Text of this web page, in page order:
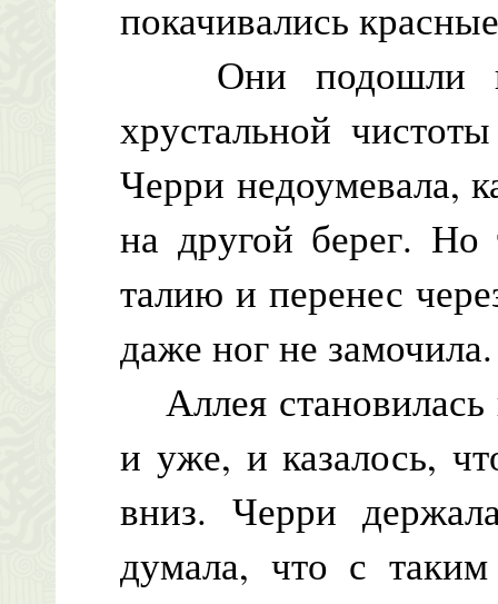
покачивались
Они подошли к
хрустальной
Черри недоумевала,
на другой берег. Но
талию и перенес
даже ног не замочила.
Аллея становилась
и уже, и казалось,
вниз. Черри
думала, что с